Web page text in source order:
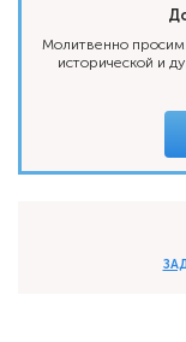
Молитвенно
исторической и